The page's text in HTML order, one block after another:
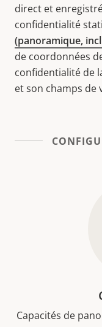
direct et
confidentialité
(panoramique,
de coordonnées
confidentialité de
et son champs de
Capacités de